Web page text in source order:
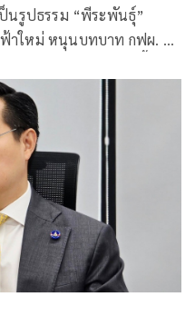
นรูปธรรม “พีระพันธุ์”
าใหม่ หนุนบทบาท กฟผ. ลด